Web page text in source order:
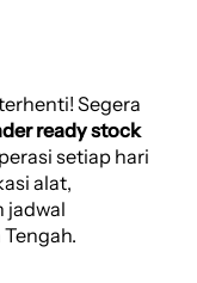
Segera
ready stock
setiap hari
alat,
jadwal